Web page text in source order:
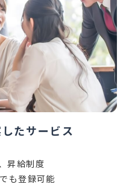
たサービス
昇給制度
も登録可能